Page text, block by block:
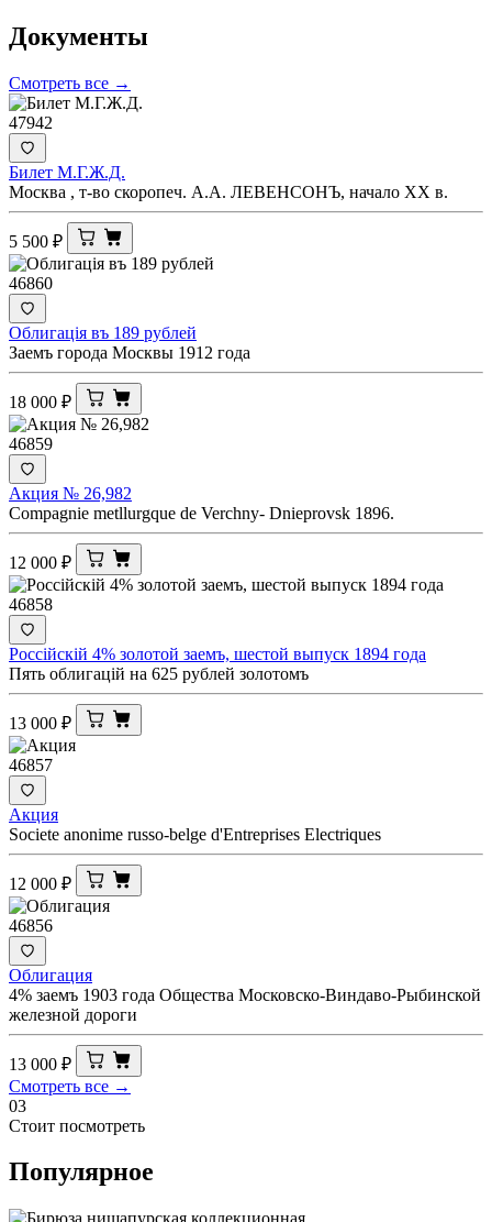
Документы
Смотреть все →
47942
Билет М.Г.Ж.Д.
Москва , т-во скоропеч. А.А. ЛЕВЕНСОНЪ, начало ХХ в.
5 500 ₽
46860
Облигацiя въ 189 рублей
Заемъ города Москвы 1912 года
18 000 ₽
46859
Акция № 26,982
Compagnie metllurgque de Verchny- Dnieprovsk 1896.
12 000 ₽
46858
Россiйскiй 4% золотой заемъ, шестой выпуск 1894 года
Пять облигацiй на 625 рублей золотомъ
13 000 ₽
46857
Акция
Societe anonime russo-belge d'Entreprises Electriques
12 000 ₽
46856
Облигация
4% заемъ 1903 года Общества Московско-Виндаво-Рыбинской
железной дороги
13 000 ₽
Смотреть все →
03
Стоит посмотреть
Популярное